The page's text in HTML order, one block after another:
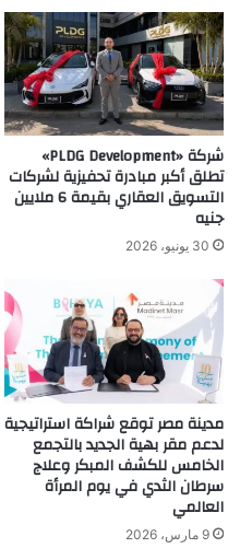
شركة «PLDG Development»
تطلق أكبر مبادرة تحفيزية لشركات
التسويق العقاري بقيمة 6 ملايين
جنيه
30 يونيو، 2026
مدينة مصر توقع شراكة استراتيجية
لدعم مقر بهية الجديد بالتجمع
الخامس للكشف المبكر وعلاج
سرطان الثدي في يوم المرأة
العالمي
9 مارس، 2026